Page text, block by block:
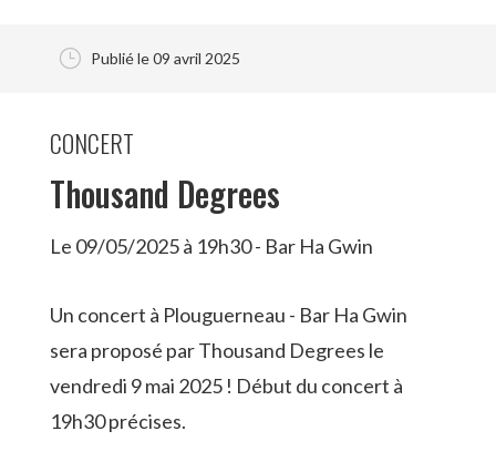
}Publié le 09 avril 2025
CONCERT
Thousand Degrees
Le 09/05/2025 à 19h30 - Bar Ha Gwin
Un concert à Plouguerneau - Bar Ha Gwin
sera proposé par Thousand Degrees le
vendredi 9 mai 2025 ! Début du concert à
19h30 précises.